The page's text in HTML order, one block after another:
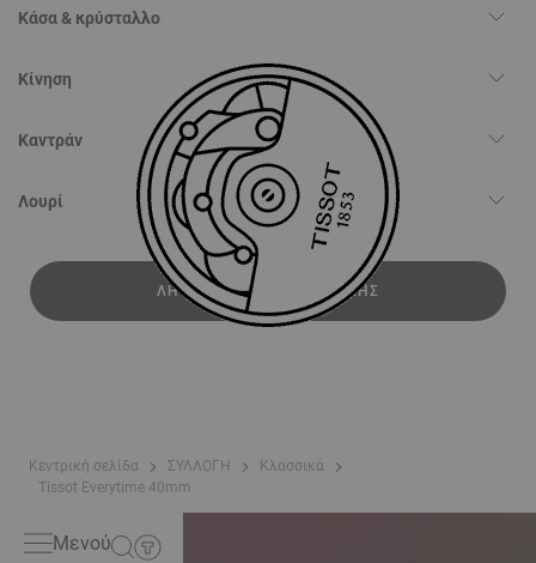
Κάσα & κρύσταλλο
Κίνηση
Καντράν
Λουρί
ΛΉΨΗ ΕΓΧΕΙΡΙΔΊΟΥ ΧΡΉΣΗΣ
Κεντρική σελίδα ΣΥΛΛΟΓΗ
Κλασσικά
Tissot Everytime 40mm
Μενού